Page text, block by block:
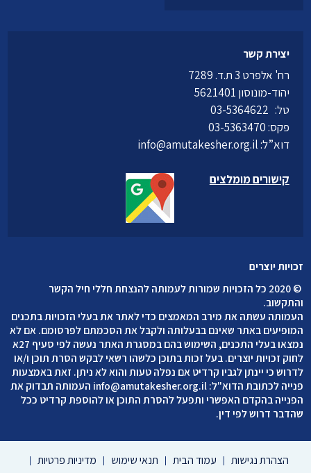
זכויות יוצרים
©
2020 כל הזכויות שמורות לעמותה להנצחת חללי חיל הקשר
והתקשוב.
העמותה עשתה את מירב המאמצים כדי לאתר את בעלי הזכויות בתכנים
המופיעים באתר שאינם בבעלותה ולקבל את הסכמתם לפרסומם. אם לא
נמצאו בעלי התכנים, השימוש בהם במסגרת האתר נעשה לפי סעיף 27א
לחוק זכויות יוצרים. בעל זכות בתוכן כלשהו רשאי לבקש הסרת תוכן ו/או
לדרוש כי יינתן לגביו קרדיט אם נפלה טעות והוא לא ניתן. זאת באמצעות
פנייה לכתובת הדוא"ל: info@amutakesher.org.il העמותה תבדוק את
הפנייה בהקדם האפשרי ותפעל להסרת התוכן או להוספת קרדיט ככל
שהדבר דרוש לפי דין.
יצירת קשר
רח' אלפרט 3 ת.ד. 7289
יהוד-מונוסון 5621401
טל:
פקס: 03-5363470
דוא”ל:info@amutakesher.org.il
קישורים מומלצים
הצהרת נגישות עמוד הבית תנאי שימוש
מדיניות פרטיות